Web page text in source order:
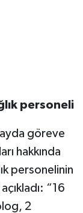
personeli
göreve
hakkında
personelinin
“16
2